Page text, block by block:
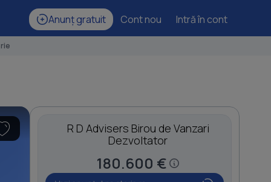
Anunț gratuit Cont nou Intră în cont
R D Advisers Birou de Vanzari
Dezvoltator
180.600 €